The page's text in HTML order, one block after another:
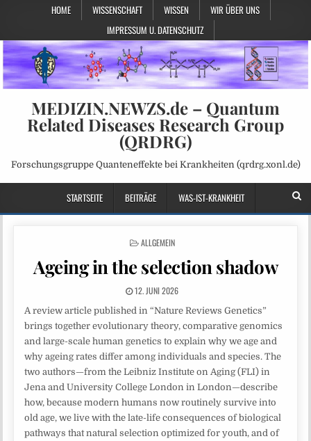
HOME WISSENSCHAFT WISSEN
WIR ÜBER UNS
IMPRESSUM U. DATENSCHUTZ
MEDIZIN.NEWZS.de – Quantum
Related Diseases Research Group
(QRDRG)
Forschungsgruppe Quanteneffekte bei Krankheiten (qrdrg.xonl.de)
STARTSEITE BEITRÄGE WAS-IST-KRANKHEIT
POSTED
ALLGEMEIN
Ageing in the selection shadow
12. JUNI 2026
A review article published in “Nature Reviews Genetics”
brings together evolutionary theory, comparative genomics
and large-scale human genetics to explain why we age and
why ageing rates differ among individuals and species. The
two authors—from the Leibniz Institute on Aging (FLI) in
Jena and University College London in London—describe
how, because modern humans now routinely survive into
old age, we live with the late-life consequences of biological
pathways that natural selection optimized for youth, and of